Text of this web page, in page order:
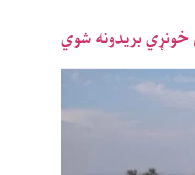
خونړي بریدونه شوي